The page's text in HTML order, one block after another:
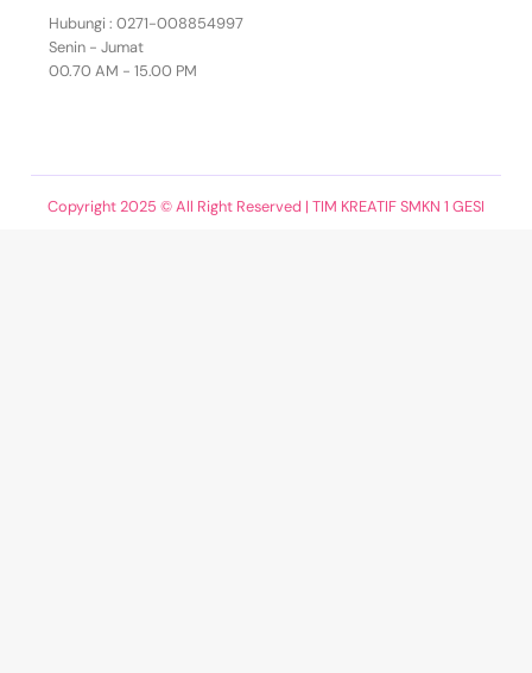
Hubungi : 0271-008854997
Senin - Jumat
00.70 AM - 15.00 PM
Copyright 2025 © All Right Reserved | TIM KREATIF SMKN 1 GESI